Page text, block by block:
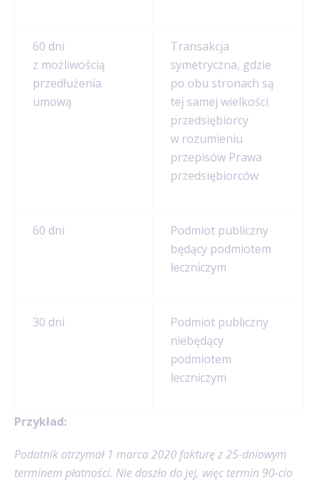
60 dni
z możliwością
przedłużenia
umową
Transakcja
symetryczna, gdzie
po obu stronach są
tej samej wielkości
przedsiębiorcy
w rozumieniu
przepisów Prawa
przedsiębiorców
60 dni
Podmiot publiczny
będący podmiotem
leczniczym
30 dni
Podmiot publiczny
niebędący
podmiotem
leczniczym
Przykład:
Podatnik otrzymał 1 marca 2020 fakturę z 25-dniowym
terminem płatności. Nie doszło do jej, więc termin 90-cio